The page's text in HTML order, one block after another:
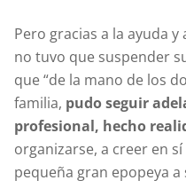
Pero gracias a la ayuda
no tuvo que suspender
que “de la mano de los
familia, pudo seguir
profesional, hecho
organizarse, a creer en
pequeña gran epopeya a